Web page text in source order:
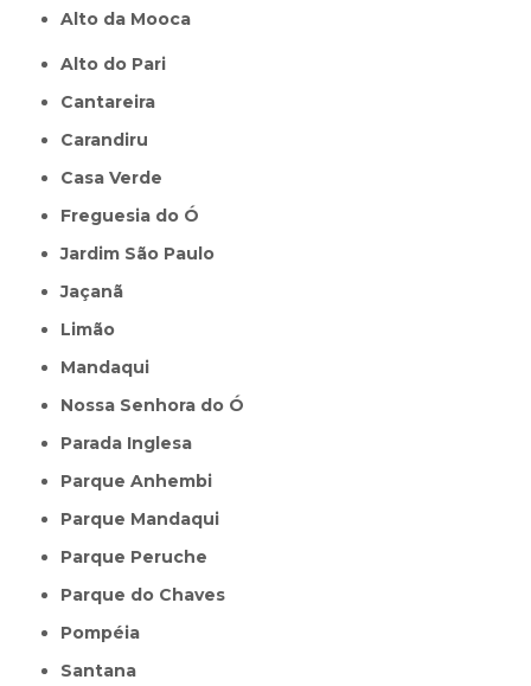
Alto da Mooca
Alto do Pari
Cantareira
Carandiru
Casa Verde
Freguesia do Ó
Jardim São Paulo
Jaçanã
Limão
Mandaqui
Nossa Senhora do Ó
Parada Inglesa
Parque Anhembi
Parque Mandaqui
Parque Peruche
Parque do Chaves
Pompéia
Santana